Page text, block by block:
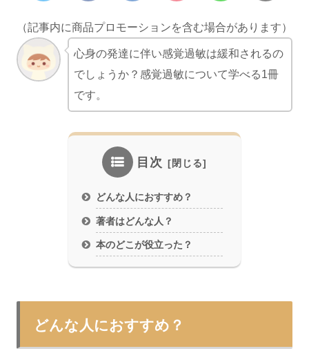
（記事内に商品プロモーションを含む場合があります）
心身の発達に伴い感覚過敏は緩和されるの
でしょうか？感覚過敏について学べる1冊
です。
目次
どんな人におすすめ？
著者はどんな人？
本のどこが役立った？
どんな人におすすめ？